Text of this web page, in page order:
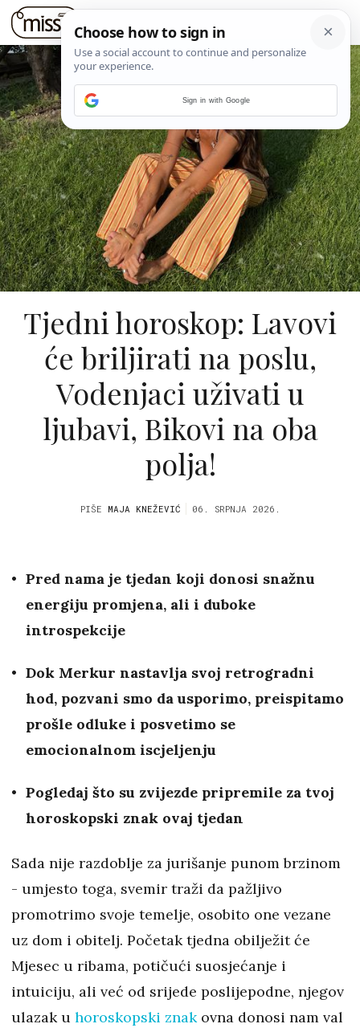
Tjedni horoskop: Lavovi
će briljirati na poslu,
Vodenjaci uživati u
ljubavi, Bikovi na oba
polja!
PIŠE MAJA KNEŽEVIĆ 06. SRPNJA 2026.
Pred nama je tjedan koji donosi snažnu
energiju promjena, ali i duboke
introspekcije
Dok Merkur nastavlja svoj retrogradni
hod, pozvani smo da usporimo, preispitamo
prošle odluke i posvetimo se
emocionalnom iscjeljenju
Pogledaj što su zvijezde pripremile za tvoj
horoskopski znak ovaj tjedan
Sada nije razdoblje za jurišanje punom brzinom
- umjesto toga, svemir traži da pažljivo
promotrimo svoje temelje, osobito one vezane
uz dom i obitelj. Početak tjedna obilježit će
Mjesec u ribama, potičući suosjećanje i
intuiciju, ali već od srijede poslijepodne, njegov
ulazak u horoskopski znakovna donosi nam val
Sign in with Google